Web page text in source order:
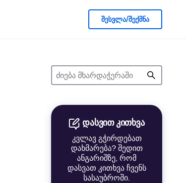
შესვლა/შექმნა
დასვით კითხვა
კვლავ გჭირდებათ
დახმარება? შედით
ანგარიშზე, რომ
დასვათ კითხვა ჩვენს
სასაუბროში.